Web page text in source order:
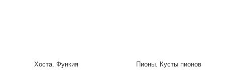
Хоста. Функия Пионы. Кусты пионов